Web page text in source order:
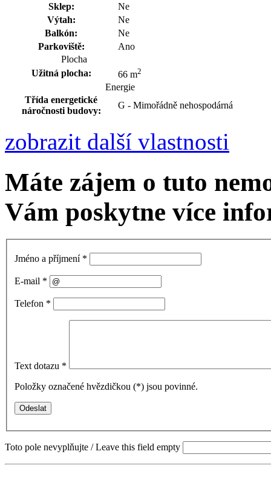
Sklep:
Ne
Výtah:
Ne
Balkón:
Ne
Parkoviště:
Ano
Plocha
Užitná plocha:
66 m2
Energie
Třída energetické
náročnosti budovy:
G - Mimořádně nehospodárná
zobrazit další vlastnosti
Máte zájem o tuto
Vám poskytne více
Jméno a příjmení *
E-mail *
Telefon *
Text dotazu *
Položky označené hvězdičkou (*) jsou povinné.
Toto pole nevyplňujte / Leave this field empty